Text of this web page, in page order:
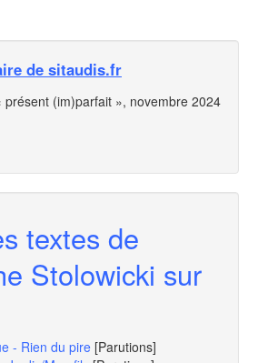
de sitaudis.fr
présent (im)parfait », novembre 2024
textes de
Stolowicki sur
- Rien du pire [Parutions]